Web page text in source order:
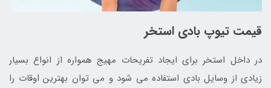
قیمت تیوپ بادی استخر
در داخل استخر برای ایجاد تفریحات مهیج همواره از انواع بسیار
زیادی از وسایل بادی استفاده می شود و می توان بهترین اوقات را